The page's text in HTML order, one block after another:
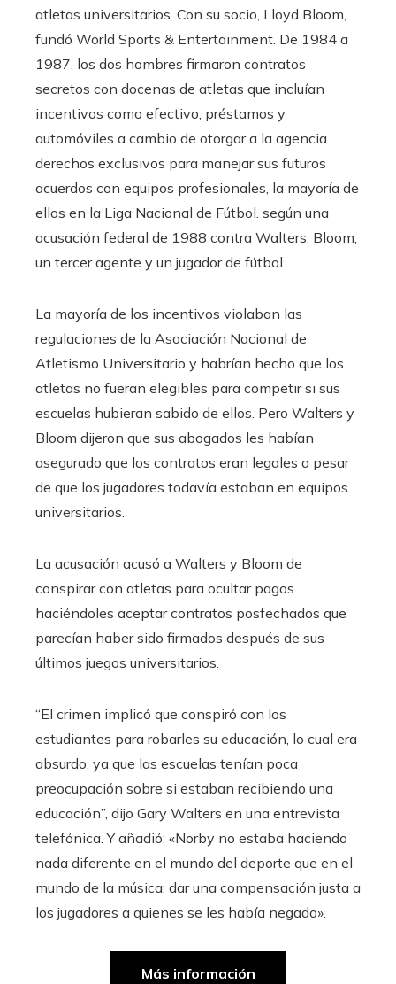
atletas universitarios. Con su socio, Lloyd Bloom,
fundó World Sports & Entertainment. De 1984 a
1987, los dos hombres firmaron contratos
secretos con docenas de atletas que incluían
incentivos como efectivo, préstamos y
automóviles a cambio de otorgar a la agencia
derechos exclusivos para manejar sus futuros
acuerdos con equipos profesionales, la mayoría de
ellos en la Liga Nacional de Fútbol. según una
acusación federal de 1988 contra Walters, Bloom,
un tercer agente y un jugador de fútbol.
La mayoría de los incentivos violaban las
regulaciones de la Asociación Nacional de
Atletismo Universitario y habrían hecho que los
atletas no fueran elegibles para competir si sus
escuelas hubieran sabido de ellos. Pero Walters y
Bloom dijeron que sus abogados les habían
asegurado que los contratos eran legales a pesar
de que los jugadores todavía estaban en equipos
universitarios.
La acusación acusó a Walters y Bloom de
conspirar con atletas para ocultar pagos
haciéndoles aceptar contratos posfechados que
parecían haber sido firmados después de sus
últimos juegos universitarios.
“El crimen implicó que conspiró con los
estudiantes para robarles su educación, lo cual era
absurdo, ya que las escuelas tenían poca
preocupación sobre si estaban recibiendo una
educación”, dijo Gary Walters en una entrevista
telefónica. Y añadió: «Norby no estaba haciendo
nada diferente en el mundo del deporte que en el
mundo de la música: dar una compensación justa a
los jugadores a quienes se les había negado».
Más información